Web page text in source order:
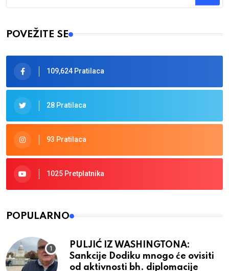
Type 2 or more characters for results.
POVEŽITE SE
109,624 Pratilaca
28 Pratilaca
93 Pratilaca
1025 Pretplatnika
POPULARNO
PULJIĆ IZ WASHINGTONA:
Sankcije Dodiku mnogo će ovisiti
od aktivnosti bh. diplomacije